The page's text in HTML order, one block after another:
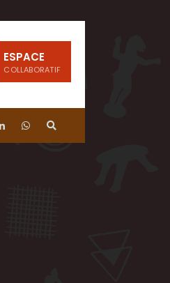
ESPACE
COLLABORATIF